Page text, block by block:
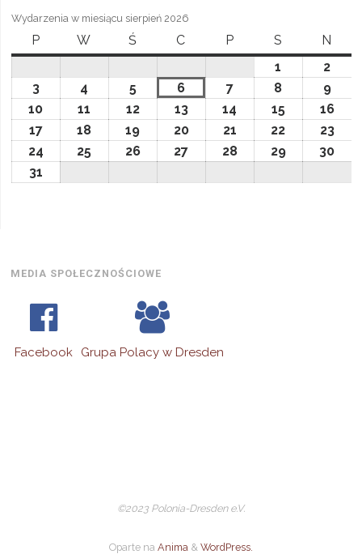
Wydarzenia w miesiącu sierpień 2026
Pponiedziałek
W wtorekŚśroda C czwartek
Ppiątek S sobotaN
1
sierpnia,
2026
2
2026
33
sierpnia,
2026
4
sierpnia,
2026
55
sierpnia,
2026
6
sierpnia,
2026
77
sierpnia,
2026
8
sierpnia,
2026
99
2026
10
sierpnia,
11
sierpnia,
1212
sierpnia,
2026
1313
sierpnia,
2026
14
sierpnia,
2026
1515
sierpnia,
2026
1616
1717
sierpnia,
18
sierpnia,
19
sierpnia,
2020
sierpnia,
21
sierpnia,
22
sierpnia,
2323
24 25 2626
27 2828
2929
30
31
MEDIA SPOŁECZNOŚCIOWE
Facebook Grupa Polacy w Dresden
©2023 Polonia-Dresden e.V.
Oparte na Anima & WordPress.